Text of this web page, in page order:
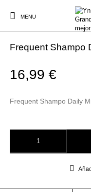
MENU
Decoración
COSMÉTICA
Frequent Shampo
16,99€
Frequent Shampo Daily